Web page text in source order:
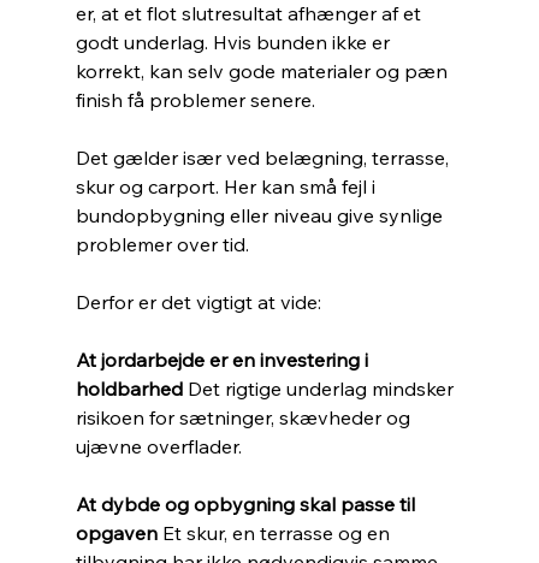
er, at et flot slutresultat afhænger af et
godt underlag. Hvis bunden ikke er
korrekt, kan selv gode materialer og pæn
finish få problemer senere.
Det gælder især ved belægning, terrasse,
skur og carport. Her kan små fejl i
bundopbygning eller niveau give synlige
problemer over tid.
Derfor er det vigtigt at vide:
At jordarbejde er en investering i
holdbarhed Det rigtige underlag mindsker
risikoen for sætninger, skævheder og
ujævne overflader.
At dybde og opbygning skal passe til
opgaven Et skur, en terrasse og en